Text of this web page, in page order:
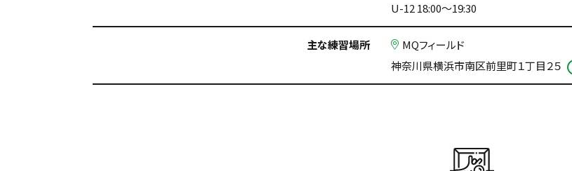
U-12 18:00～19:30
主な練習場所
MQフィールド
神奈川県横浜市南区前里町１丁目２５